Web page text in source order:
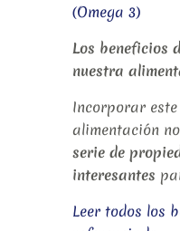
(Omega 3)
Los beneficios
nuestra
Incorporar
alimentación
serie de
interesantes
Leer todos los